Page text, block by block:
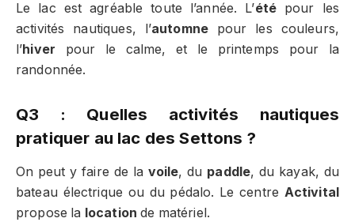
Le lac est agréable toute l’année. L’été pour les
activités nautiques, l’automne pour les couleurs,
l’hiver pour le calme, et le printemps pour la
randonnée.
Q3 : Quelles activités nautiques
pratiquer au lac des Settons ?
On peut y faire de la voile, du paddle, du kayak, du
bateau électrique ou du pédalo. Le centre Activital
propose la location de matériel.